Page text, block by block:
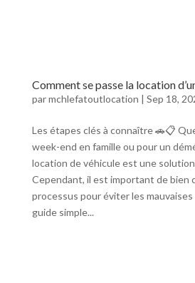
Comment se passe la location
parmchlefatoutlocation | Sep 18,
Les étapes clés à connaître 🚗📋
week-end en famille ou pour un
location de véhicule est une
Cependant, il est important de bien
processus pour éviter les
guide simple...